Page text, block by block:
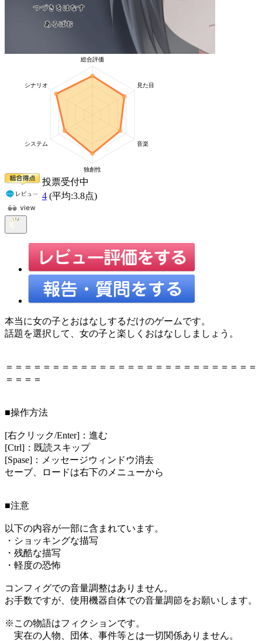
投票受付中
4 (平均:3.8点)
本当に女の子とおはなしするだけのゲームです。
話題を選択して、女の子と楽しくおはなししましょう。
＝＝＝＝＝＝＝＝＝＝＝＝＝＝＝＝＝＝＝＝＝＝＝＝＝＝＝
＝＝＝＝
■操作方法
[右クリック/Enter]：進む
[Ctrl]：既読スキップ
[Spase]：メッセージウィンドウ消去
セーブ、ロードは右下のメニューから
■注意
以下の内容が一部に含まれています。
・ショッキングな描写
・残酷な描写
・軽度の恐怖
コンフィグでの音量調整はありません。
お手数ですが、使用機器自体での音量調節をお願いします。
※この物語はフィクションです。
実在の人物、団体、事件等とは一切関係ありません。